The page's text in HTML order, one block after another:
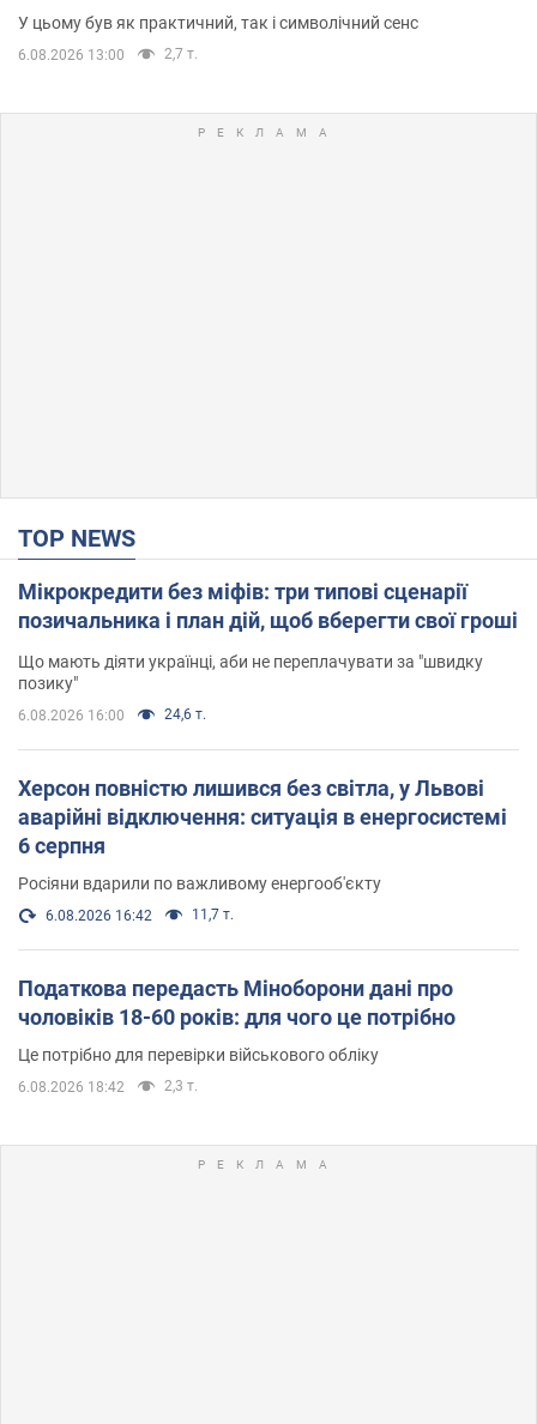
У цьому був як практичний, так і символічний сенс
6.08.2026 13:00 2,7 т.
TOP NEWS
Мікрокредити без міфів: три типові сценарії
позичальника і план дій, щоб вберегти свої гроші
Що мають діяти українці, аби не переплачувати за "швидку
позику"
6.08.2026 16:00 24,6 т.
Херсон повністю лишився без світла, у Львові
аварійні відключення: ситуація в енергосистемі
6 серпня
Росіяни вдарили по важливому енергооб'єкту
6.08.2026 16:42 11,7 т.
Податкова передасть Міноборони дані про
чоловіків 18-60 років: для чого це потрібно
Це потрібно для перевірки військового обліку
6.08.2026 18:42 2,3 т.